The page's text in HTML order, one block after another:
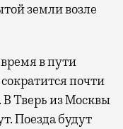
земли возле
в пути
почти
В Тверь из Москвы
Поезда будут